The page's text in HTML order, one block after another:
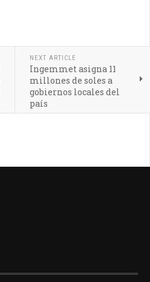
NEXT ARTICLE
Ingemmet asigna 11
millones de soles a
gobiernos locales del
país